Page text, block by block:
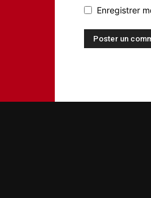
Enregistrer